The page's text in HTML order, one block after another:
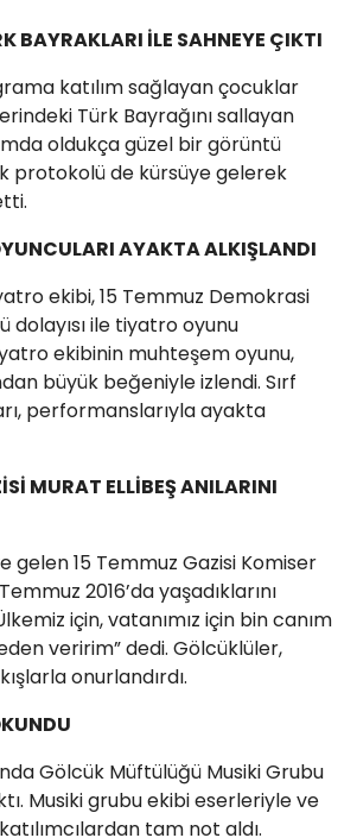
BAYRAKLARI İLE SAHNEYE ÇIKTI
katılım sağlayan çocuklar
Türk Bayrağını sallayan
oldukça güzel bir görüntü
protokolü de kürsüye gelerek
AYAKTA ALKIŞLANDI
ekibi, 15 Temmuz Demokrasi
dolayısı ile tiyatro oyunu
ekibinin muhteşem oyunu,
büyük beğeniyle izlendi. Sırf
performanslarıyla ayakta
MURAT ELLİBEŞ ANILARINI
gelen 15 Temmuz Gazisi Komiser
2016’da yaşadıklarını
için, vatanımız için bin canım
veririm” dedi. Gölcüklüler,
onurlandırdı.
Gölcük Müftülüğü Musiki Grubu
Musiki grubu ekibi eserleriyle ve
tam not aldı.